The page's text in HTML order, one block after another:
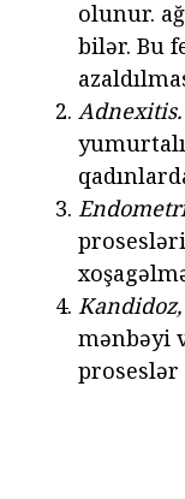
olunur.
bilər. Bu
Adnexitis.
mənbəyi
proseslər